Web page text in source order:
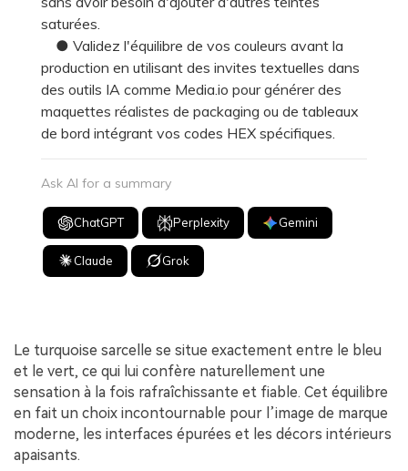
saturées.
● Validez l'équilibre de vos couleurs avant la
production en utilisant des invites textuelles dans
des outils IA comme Media.io pour générer des
maquettes réalistes de packaging ou de tableaux
de bord intégrant vos codes HEX spécifiques.
Ask AI for a summary
ChatGPT Perplexity Gemini
Claude Grok
Le turquoise sarcelle se situe exactement entre le bleu
et le vert, ce qui lui confère naturellement une
sensation à la fois rafraîchissante et fiable. Cet équilibre
en fait un choix incontournable pour l’image de marque
moderne, les interfaces épurées et les décors intérieurs
apaisants.